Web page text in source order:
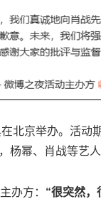
北京举办。活动
杨幂、肖战等艺
办方： “很突然，